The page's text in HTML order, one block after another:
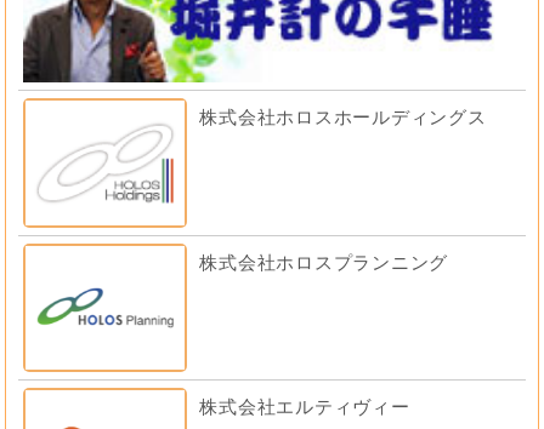
株式会社ホロスホールディングス
株式会社ホロスプランニング
株式会社エルティヴィー